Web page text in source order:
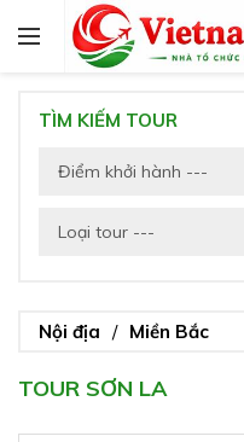
TÌM KIẾM TOUR
Nội địa Miền Bắc
TOUR SƠN LA